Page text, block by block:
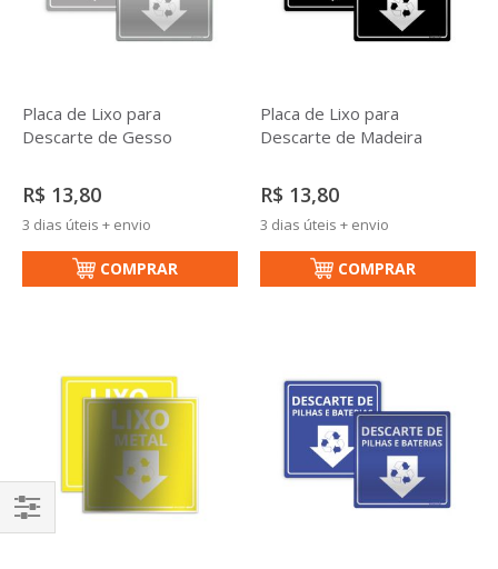
Placa de Lixo para
Descarte de Gesso
R$ 13,80
3 dias úteis + envio
COMPRAR
Placa de Lixo para
Descarte de Madeira
R$ 13,80
3 dias úteis + envio
COMPRAR
Filtrar